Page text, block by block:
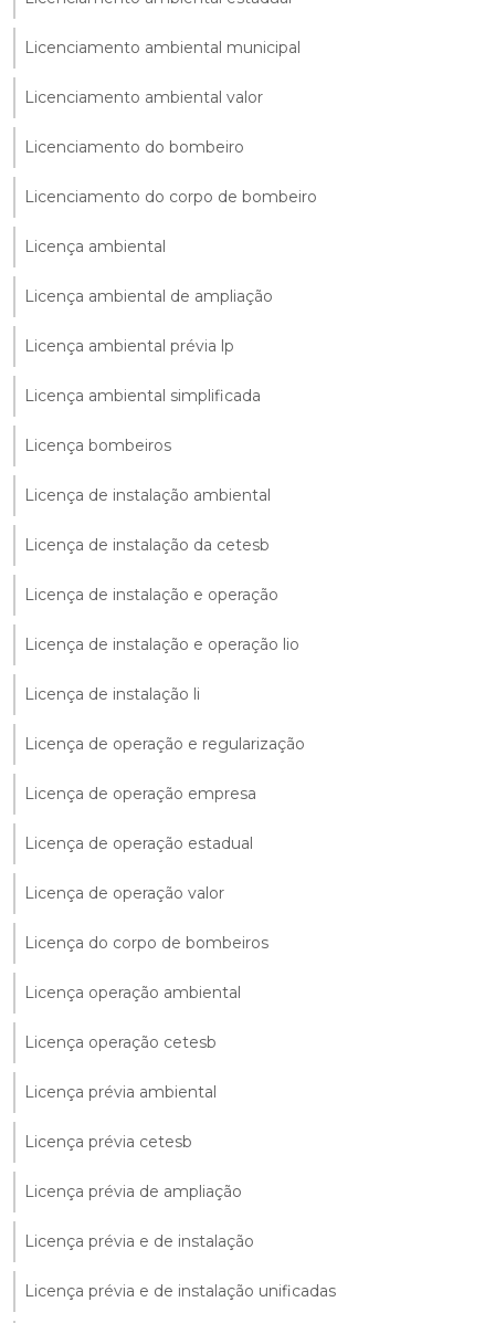
Licenciamento ambiental municipal
Licenciamento ambiental valor
Licenciamento do bombeiro
Licenciamento do corpo de bombeiro
Licença ambiental
Licença ambiental de ampliação
Licença ambiental prévia lp
Licença ambiental simplificada
Licença bombeiros
Licença de instalação ambiental
Licença de instalação da cetesb
Licença de instalação e operação
Licença de instalação e operação lio
Licença de instalação li
Licença de operação e regularização
Licença de operação empresa
Licença de operação estadual
Licença de operação valor
Licença do corpo de bombeiros
Licença operação ambiental
Licença operação cetesb
Licença prévia ambiental
Licença prévia cetesb
Licença prévia de ampliação
Licença prévia e de instalação
Licença prévia e de instalação unificadas